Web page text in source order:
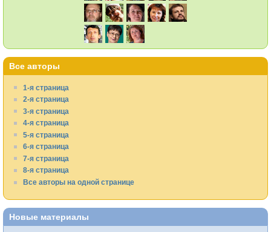
Все авторы
1-я страница
2-я страница
3-я страница
4-я страница
5-я страница
6-я страница
7-я страница
8-я страница
Все авторы на одной странице
Новые материалы